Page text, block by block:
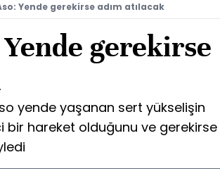
Yende gerekirse adım atılacak
gerekirse
yende yaşanan sert yükselişin
bir hareket olduğunu ve gerekirse